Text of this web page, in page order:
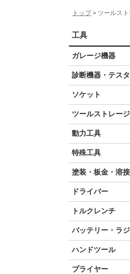
工具
ガレージ機器
診断機器・テス
ソケット
ツールストレージ
動力工具
特殊工具
塗装・板金・溶接
ドライバー
トルクレンチ
バッテリー・ラ
ハンドツール
プライヤー
トップ> ツールスト